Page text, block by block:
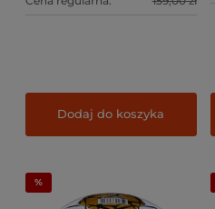
Dodaj do koszyka